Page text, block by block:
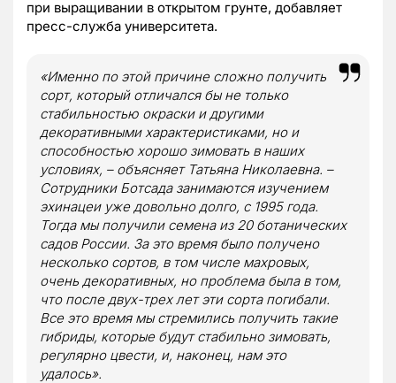
при выращивании в открытом грунте, добавляет
пресс-служба университета.
«Именно по этой причине сложно получить
сорт, который отличался бы не только
стабильностью окраски и другими
декоративными характеристиками, но и
способностью хорошо зимовать в наших
условиях, – объясняет Татьяна Николаевна. –
Сотрудники Ботсада занимаются изучением
эхинацеи уже довольно долго, с 1995 года.
Тогда мы получили семена из 20 ботанических
садов России. За это время было получено
несколько сортов, в том числе махровых,
очень декоративных, но проблема была в том,
что после двух-трех лет эти сорта погибали.
Все это время мы стремились получить такие
гибриды, которые будут стабильно зимовать,
регулярно цвести, и, наконец, нам это
удалось».